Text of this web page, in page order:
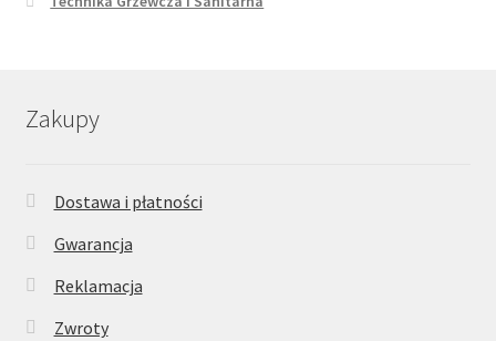
Zakupy
Dostawa i płatności
Gwarancja
Reklamacja
Zwroty